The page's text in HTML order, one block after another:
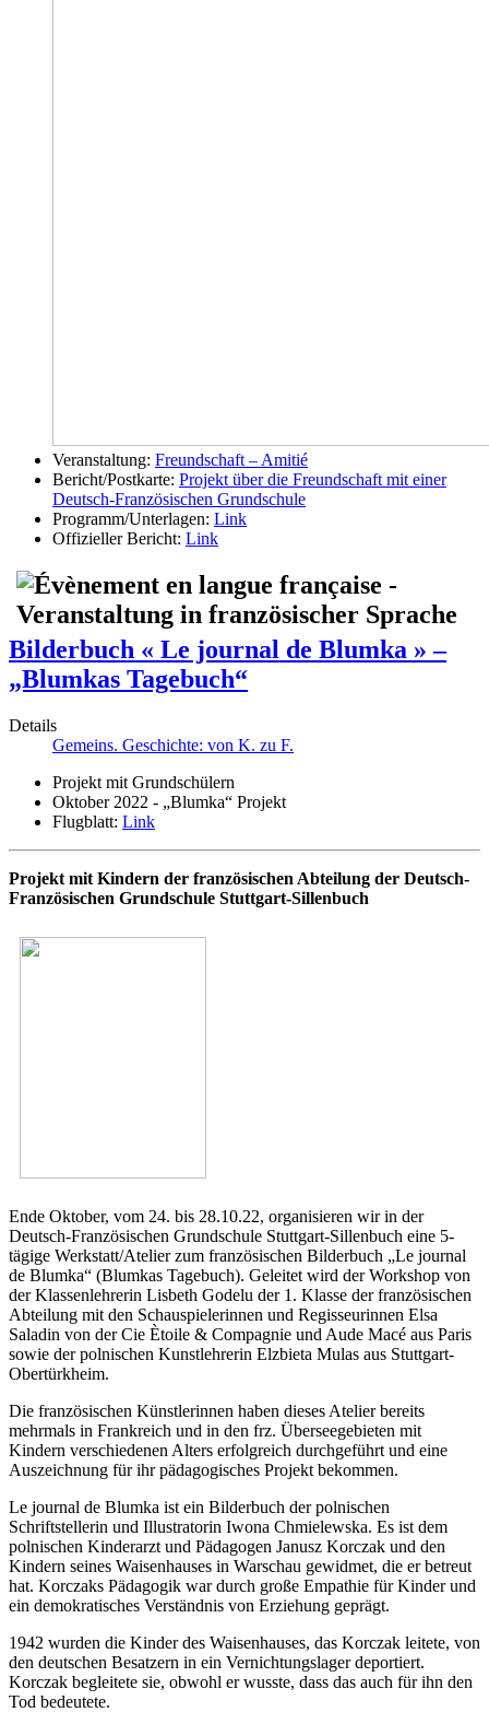
Veranstaltung: Freundschaft – Amitié
Bericht/Postkarte: Projekt über die Freundschaft mit einer
Deutsch-Französischen Grundschule
Programm/Unterlagen: Link
Offizieller Bericht: Link
Bilderbuch « Le journal de Blumka » –
„Blumkas Tagebuch“
Details
Gemeins. Geschichte: von K. zu F.
Projekt mit Grundschülern
Oktober 2022 - „Blumka“ Projekt
Flugblatt: Link
Projekt mit Kindern der französischen Abteilung der Deutsch-
Französischen Grundschule Stuttgart-Sillenbuch
Ende Oktober, vom 24. bis 28.10.22, organisieren wir in der
Deutsch-Französischen Grundschule Stuttgart-Sillenbuch eine 5-
tägige Werkstatt/Atelier zum französischen Bilderbuch „Le journal
de Blumka“ (Blumkas Tagebuch). Geleitet wird der Workshop von
der Klassenlehrerin Lisbeth Godelu der 1. Klasse der französischen
Abteilung mit den Schauspielerinnen und Regisseurinnen Elsa
Saladin von der Cie Ètoile & Compagnie und Aude Macé aus Paris
sowie der polnischen Kunstlehrerin Elzbieta Mulas aus Stuttgart-
Obertürkheim.
Die französischen Künstlerinnen haben dieses Atelier bereits
mehrmals in Frankreich und in den frz. Überseegebieten mit
Kindern verschiedenen Alters erfolgreich durchgeführt und eine
Auszeichnung für ihr pädagogisches Projekt bekommen.
Le journal de Blumka ist ein Bilderbuch der polnischen
Schriftstellerin und Illustratorin Iwona Chmielewska. Es ist dem
polnischen Kinderarzt und Pädagogen Janusz Korczak und den
Kindern seines Waisenhauses in Warschau gewidmet, die er betreut
hat. Korczaks Pädagogik war durch große Empathie für Kinder und
ein demokratisches Verständnis von Erziehung geprägt.
1942 wurden die Kinder des Waisenhauses, das Korczak leitete, von
den deutschen Besatzern in ein Vernichtungslager deportiert.
Korczak begleitete sie, obwohl er wusste, dass das auch für ihn den
Tod bedeutete.